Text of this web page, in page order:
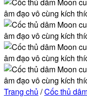
Trang chủ /Cốc thủ